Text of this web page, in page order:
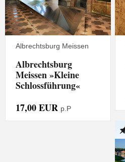
Albrechtsburg Meissen
Albrechtsburg
Meissen »Kleine
Schlossführung«
17,00 EUR p.P